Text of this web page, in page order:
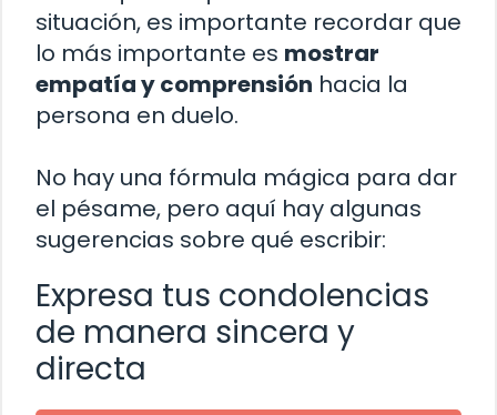
situación, es importante recordar que
lo más importante es mostrar
empatía y comprensión hacia la
persona en duelo.
No hay una fórmula mágica para dar
el pésame, pero aquí hay algunas
sugerencias sobre qué escribir:
Expresa tus condolencias
de manera sincera y
directa